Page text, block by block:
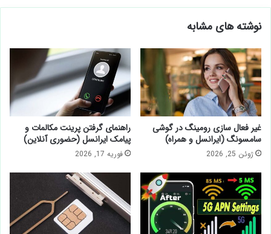
نوشته های مشابه
غیر فعال سازی رومینگ در گوشی
سامسونگ (ایرانسل و همراه)
ژوئن 25, 2026
راهنمای گرفتن پرینت مکالمات و
پیامک ایرانسل (حضوری آنلاین)
فوریه 17, 2026